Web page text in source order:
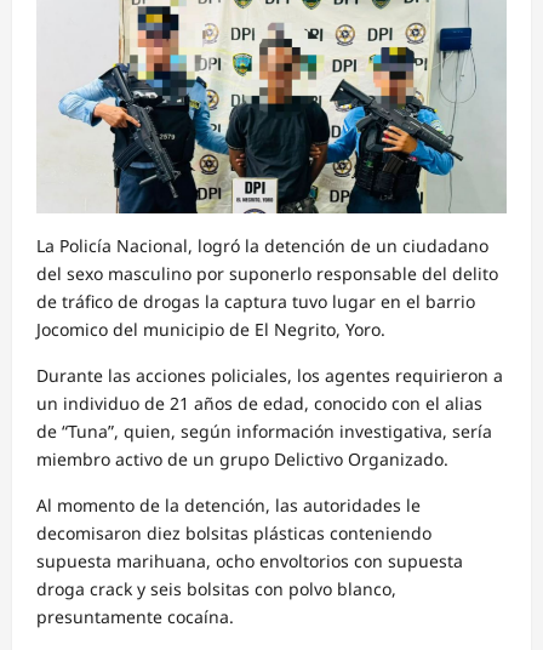
La Policía Nacional, logró la detención de un ciudadano
del sexo masculino por suponerlo responsable del delito
de tráfico de drogas la captura tuvo lugar en el barrio
Jocomico del municipio de El Negrito, Yoro.
Durante las acciones policiales, los agentes requirieron a
un individuo de 21 años de edad, conocido con el alias
de “Tuna”, quien, según información investigativa, sería
miembro activo de un grupo Delictivo Organizado.
Al momento de la detención, las autoridades le
decomisaron diez bolsitas plásticas conteniendo
supuesta marihuana, ocho envoltorios con supuesta
droga crack y seis bolsitas con polvo blanco,
presuntamente cocaína.